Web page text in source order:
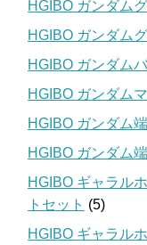
HGIBO ガンダム
HGIBO ガンダム
HGIBO ガンダム
HGIBO ガンダム
HGIBO ガンダム
HGIBO ガンダム
HGIBO ギャラル
トセット (5)
HGIBO ギャラル